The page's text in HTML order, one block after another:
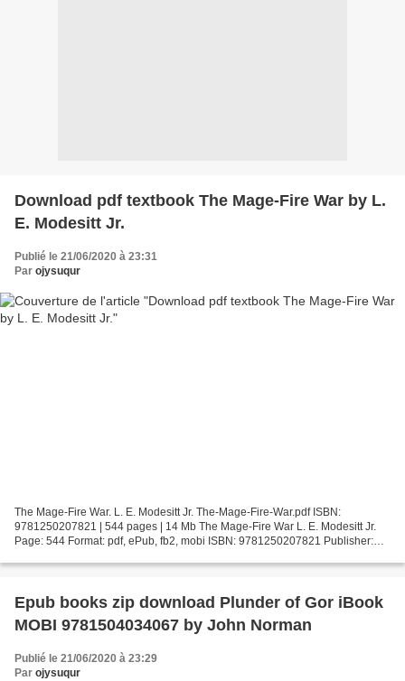
Download pdf textbook The Mage-Fire War by L.
E. Modesitt Jr.
Publié le 21/06/2020 à 23:31
Par ojysuqur
The Mage-Fire War. L. E. Modesitt Jr. The-Mage-Fire-War.pdf ISBN:
9781250207821 | 544 pages | 14 Mb The Mage-Fire War L. E. Modesitt Jr.
Page: 544 Format: pdf, ePub, fb2, mobi ISBN: 9781250207821 Publisher:
Epub books zip download Plunder of Gor iBook
MOBI 9781504034067 by John Norman
Publié le 21/06/2020 à 23:29
Par ojysuqur